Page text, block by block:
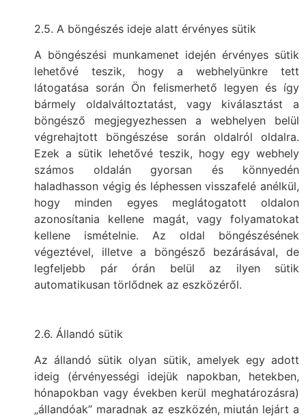
2.5. A böngészés ideje alatt érvényes sütik
A böngészési munkamenet idején érvényes sütik
lehetővé teszik, hogy a webhelyünkre tett
látogatása során Ön felismerhető legyen és így
bármely oldalváltoztatást, vagy kiválasztást a
böngésző megjegyezhessen a webhelyen belül
végrehajtott böngészése során oldalról oldalra.
Ezek a sütik lehetővé teszik, hogy egy webhely
számos oldalán gyorsan és könnyedén
haladhasson végig és léphessen visszafelé anélkül,
hogy minden egyes meglátogatott oldalon
azonosítania kellene magát, vagy folyamatokat
kellene ismételnie. Az oldal böngészésének
végeztével, illetve a böngésző bezárásával, de
legfeljebb pár órán belül az ilyen sütik
automatikusan törlődnek az eszközéről.
2.6. Állandó sütik
Az állandó sütik olyan sütik, amelyek egy adott
ideig (érvényességi idejük napokban, hetekben,
hónapokban vagy években kerül meghatározásra)
„állandóak” maradnak az eszközén, miután lejárt a